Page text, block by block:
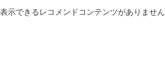
表示できるレコメンドコンテンツがありません